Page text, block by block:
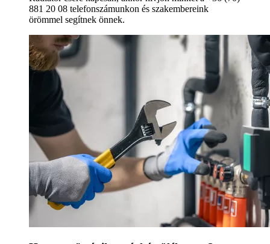
881 20 08 telefonszámunkon és szakembereink
örömmel segítnek önnek.